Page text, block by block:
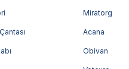
Miratorg
Acana
Obivan